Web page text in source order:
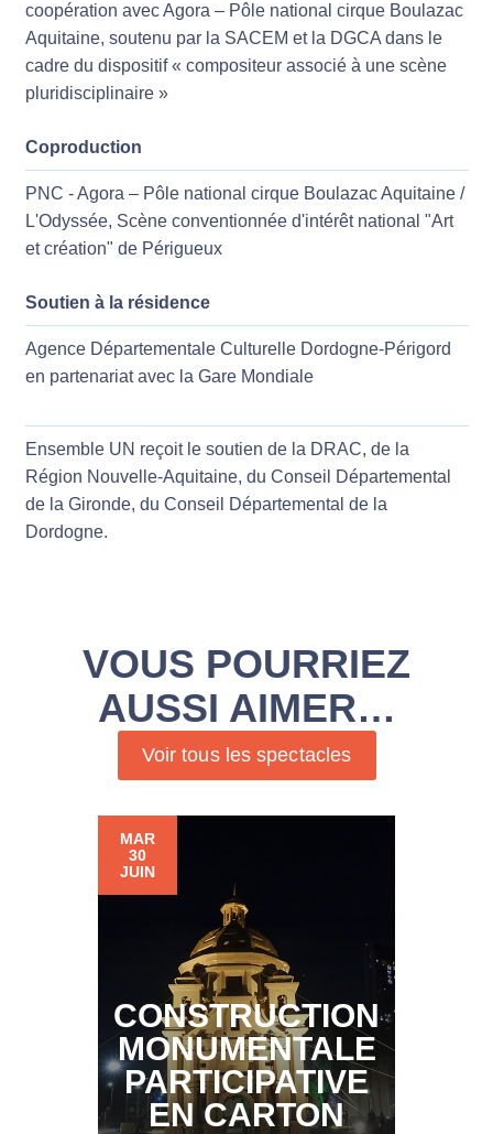
coopération avec Agora – Pôle national cirque Boulazac
Aquitaine, soutenu par la SACEM et la DGCA dans le
cadre du dispositif « compositeur associé à une scène
pluridisciplinaire »
Coproduction
PNC - Agora – Pôle national cirque Boulazac Aquitaine /
L'Odyssée, Scène conventionnée d'intérêt national "Art
et création" de Périgueux
Soutien à la résidence
Agence Départementale Culturelle Dordogne-Périgord
en partenariat avec la Gare Mondiale
Ensemble UN reçoit le soutien de la DRAC, de la
Région Nouvelle-Aquitaine, du Conseil Départemental
de la Gironde, du Conseil Départemental de la
Dordogne.
VOUS POURRIEZ
AUSSI AIMER…
Voir tous les spectacles
MAR
30
JUIN
CONSTRUCTION
MONUMENTALE
PARTICIPATIVE
EN CARTON